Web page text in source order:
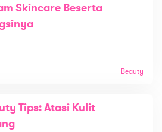
Skincare Beserta
Beauty
Tips: Atasi Kulit